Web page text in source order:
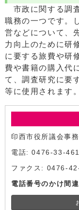
市政に関する調
職務の一つです。
営などについて、
力向上のために研
に要する旅費や研
費や書籍の購入代
て、調査研究に要
等に使用されます。
印西市役所議会事
電話: 0476-33-
ファクス: 0476-
電話番号のかけ間